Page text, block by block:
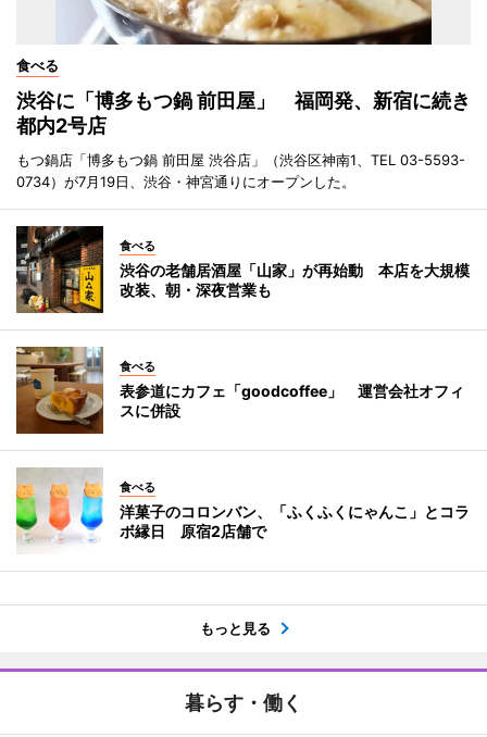
食べる
渋谷に「博多もつ鍋 前田屋」 福岡発、新宿に続き
都内2号店
もつ鍋店「博多もつ鍋 前田屋 渋谷店」（渋谷区神南1、TEL 03-5593-
0734）が7月19日、渋谷・神宮通りにオープンした。
食べる
渋谷の老舗居酒屋「山家」が再始動 本店を大規模
改装、朝・深夜営業も
食べる
表参道にカフェ「goodcoffee」 運営会社オフィ
スに併設
食べる
洋菓子のコロンバン、「ふくふくにゃんこ」とコラ
ボ縁日 原宿2店舗で
もっと見る
暮らす・働く